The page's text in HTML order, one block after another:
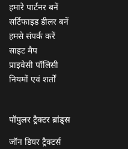
हमारे पार्टनर बनें
सर्टिफाइड डीलर बनें
हमसे संपर्क करें
साइट मैप
प्राइवेसी पॉलिसी
नियमों एवं शर्तों
पॉपुलर ट्रैक्टर ब्रांड्स
जॉन डियर ट्रैक्टर्स